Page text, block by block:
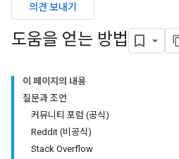
의견 보내기
도움을 얻는 방법
이 페이지의 내용
질문과 조언
커뮤니티 포럼 (공식)
Reddit (비공식)
Stack Overflow